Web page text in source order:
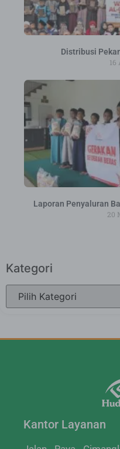
Distribusi
16
Laporan Penyaluran
20
Kategori
Kantor Layanan